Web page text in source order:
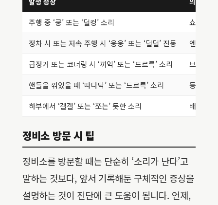
주행 중 ‘쿵’ 또는 ‘덜컹’ 소리 쇼크 업
정차 시 또는 저속 주행 시 ‘웅웅’ 또는 ‘덜덜’ 진동 엔진 마
급정거 또는 코너링 시 ‘끼익’ 또는 ‘드르륵’ 소리 브레이
핸들을 꺾었을 때 ‘따다닥’ 또는 ‘드르륵’ 소리 등속 조
하부에서 ‘겔겔’ 또는 ‘쪼는’ 듯한 소리 배기 파
정비소 방문 시 팁
정비소를 방문할 때는 단순히 ‘소리가 난다’고
말하는 것보다, 앞서 기록해둔 구체적인 증상을
설명하는 것이 진단에 큰 도움이 됩니다. 언제,